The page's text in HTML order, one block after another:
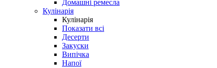
Домашні ремесла
Кулінарія
Кулінарія
Показати всі
Десерти
Закуски
Випічка
Напої